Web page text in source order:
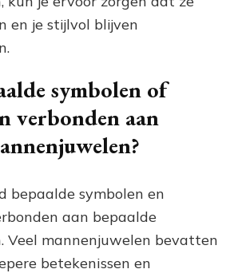
en je stijlvol blijven
symbolen of
verbonden aan
bepaalde symbolen en
aan bepaalde
Veel mannenjuwelen bevatten
betekenissen en